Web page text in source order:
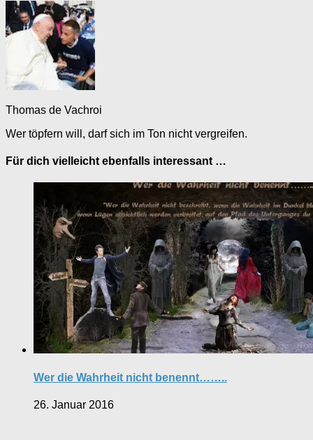
Thomas de Vachroi
Wer töpfern will, darf sich im Ton nicht vergreifen.
Für dich vielleicht ebenfalls interessant …
Wer die Wahrheit nicht benennt……..
26. Januar 2016